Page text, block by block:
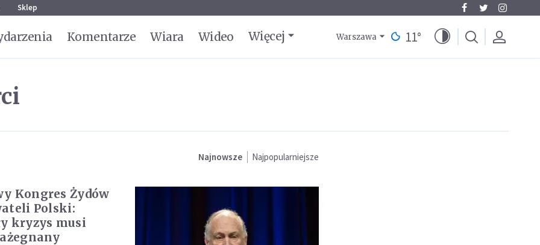
Sklep
Komentarze Wiara Wideo Więcej Warszawa 11°
Najnowsze Najpopularniejsze
Kongres Żydów
Polski:
kryzys musi